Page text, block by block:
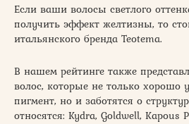
Если ваши волосы светлого
получить эффект желтизны, то
итальянского бренда Teotema.
В нашем рейтинге также
волос, которые не только хорошо
пигмент, но и заботятся о
относятся: Kydra, Goldwell, Kapous